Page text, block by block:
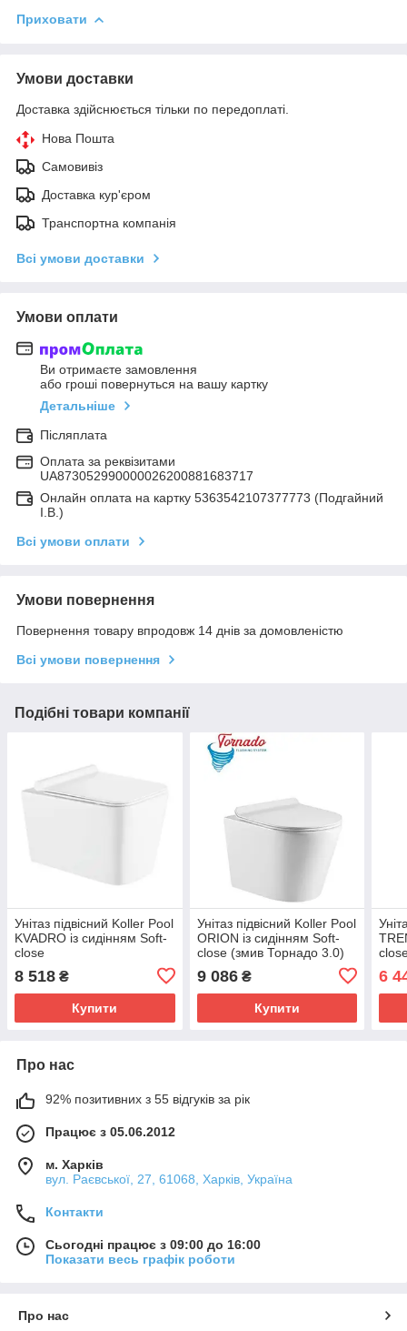
Приховати
Умови доставки
Доставка здійснюється тільки по передоплаті.
Нова Пошта
Самовивіз
Доставка кур'єром
Транспортна компанія
Всі умови доставки
Умови оплати
Ви отримаєте замовлення
або гроші повернуться на вашу картку
Детальніше
Післяплата
Оплата за реквізитами
UA873052990000026200881683717
Онлайн оплата на картку 5363542107377773 (Подгайний
І.В.)
Всі умови оплати
Умови повернення
Повернення товару впродовж 14 днів за домовленістю
Всі умови повернення
Подібні товари компанії
Унітаз підвісний Koller Pool
KVADRO із сидінням Soft-
close
8 518 ₴
Купити
Унітаз підвісний Koller Pool
ORION із сидінням Soft-
close (змив Торнадо 3.0)
9 086₴
Купити
6
Про нас
92% позитивних з 55 відгуків за рік
Працює з 05.06.2012
м. Харків
вул. Раєвської, 27, 61068, Харків, Україна
Контакти
Сьогодні працює з 09:00 до 16:00
Показати весь графік роботи
Про нас